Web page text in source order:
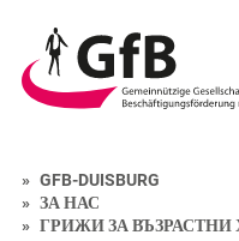
GFB-DUISBURG
ЗА НАС
ГРИЖИ ЗА ВЪЗРАСТНИ